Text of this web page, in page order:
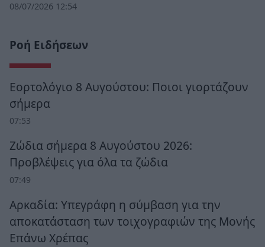
08/07/2026 12:54
Ροή Ειδήσεων
Εορτολόγιο 8 Αυγούστου: Ποιοι γιορτάζουν
σήμερα
07:53
Ζώδια σήμερα 8 Αυγούστου 2026:
Προβλέψεις για όλα τα ζώδια
07:49
Αρκαδία: Υπεγράφη η σύμβαση για την
αποκατάσταση των τοιχογραφιών της Μονής
Επάνω Χρέπας